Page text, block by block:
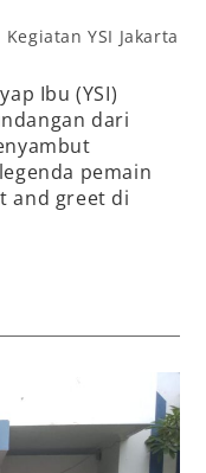
Kegiatan YSI Jakarta
Ibu (YSI)
dari
pemain
and greet di